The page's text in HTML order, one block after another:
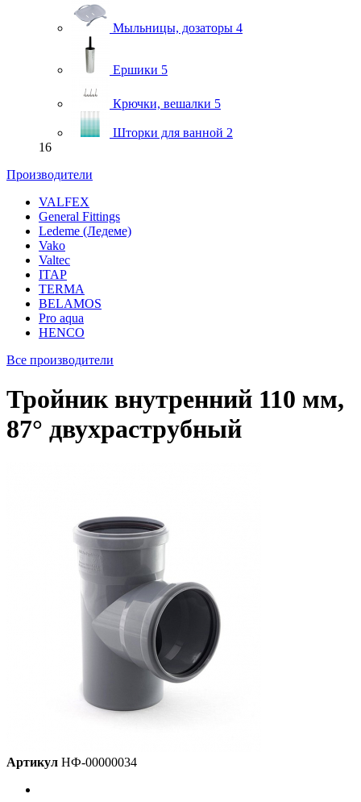
Мыльницы, дозаторы 4
Ершики 5
Крючки, вешалки 5
Шторки для ванной 2
16
Производители
VALFEX
General Fittings
Ledeme (Ледеме)
Vako
Valtec
ITAP
TERMA
BELAMOS
Pro aqua
HENCO
Все производители
Тройник внутренний 110 мм,
87° двухраструбный
Артикул НФ-00000034